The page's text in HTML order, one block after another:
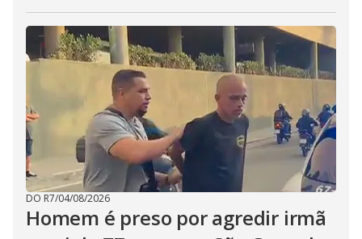
DO R7/04/08/2026
Homem é preso por agredir irmã